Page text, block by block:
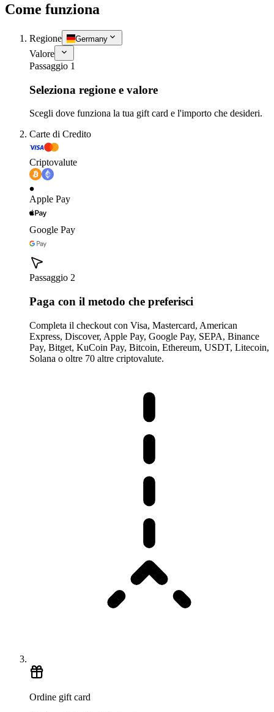
Come funziona
Regione Germany
Valore
Passaggio 1
Seleziona regione e valore
Scegli dove funziona la tua gift card e l'importo che desideri.
Carte di Credito
Criptovalute
Apple Pay
Google Pay
Passaggio 2
Paga con il metodo che preferisci
Completa il checkout con Visa, Mastercard, American
Express, Discover, Apple Pay, Google Pay, SEPA, Binance
Pay, Bitget, KuCoin Pay, Bitcoin, Ethereum, USDT, Litecoin,
Solana o oltre 70 altre criptovalute.
Ordine gift card